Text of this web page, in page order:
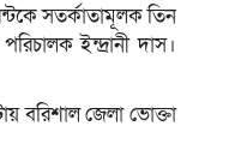
সতর্কাতামূলক তিন
ইন্দ্রানী দাস।
বরিশাল জেলা ভোক্তা